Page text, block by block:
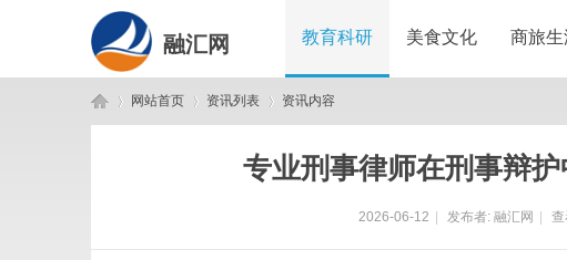
融汇网 教育科研 美食文化 商旅生
网站首页 资讯列表 资讯内容
专业刑事律师在刑事辩
2026-06-12 发布者: 融汇网 查